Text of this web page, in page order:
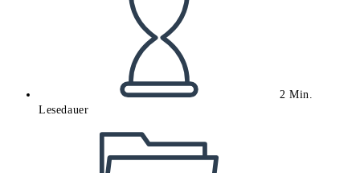
2 Min.
Lesedauer